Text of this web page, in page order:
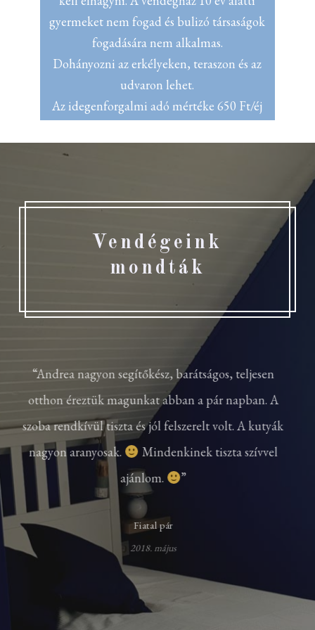
gyermeket nem fogad és bulizó társaságok
fogadására nem alkalmas.
Dohányozni az erkélyeken, teraszon és az
udvaron lehet.
Az idegenforgalmi adó mértéke 650 Ft/éj
Vendégeink
mondták
“Andrea nagyon segítőkész, barátságos, teljesen
otthon éreztük magunkat abban a pár napban. A
szoba rendkívül tiszta és jól felszerelt volt. A kutyák
nagyon aranyosak.
Mindenkinek tiszta szívvel
ajánlom.
”
Fiatal pár
2018. május